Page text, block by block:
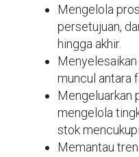
Mengelola
persetujuan,
hingga akhir.
muncul antara
Mengeluarkan
mengelola
stok
Memantau